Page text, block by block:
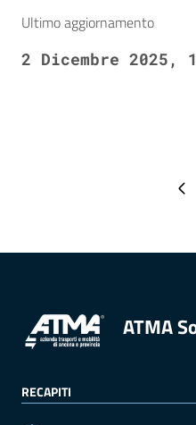
Ultimo aggiornamento
2 Dicembre 2025,
Pagina
ATMA
RECAPITI